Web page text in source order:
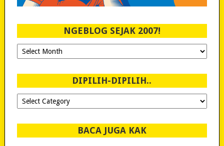
NGEBLOG SEJAK 2007!
Ngeblog
Sejak
DIPILIH-DIPILIH..
Dipilih-
dipilih..
BACA JUGA KAK